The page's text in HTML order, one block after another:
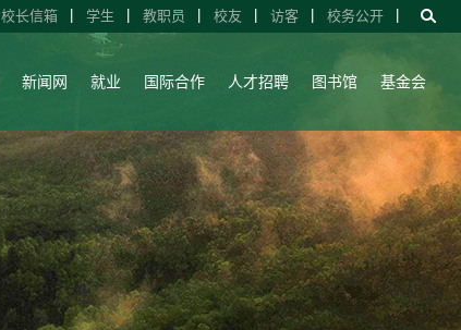
校长信箱 学生 教职员 校友 访客 校务公开
新闻网 就业 国际合作 人才招聘 图书馆 基金会